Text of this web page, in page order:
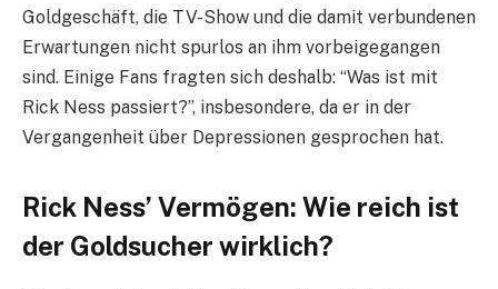
Goldgeschäft, die TV-Show und die damit verbundenen
Erwartungen nicht spurlos an ihm vorbeigegangen
sind. Einige Fans fragten sich deshalb: “Was ist mit
Rick Ness passiert?”, insbesondere, da er in der
Vergangenheit über Depressionen gesprochen hat.
Rick Ness’ Vermögen: Wie reich ist
der Goldsucher wirklich?